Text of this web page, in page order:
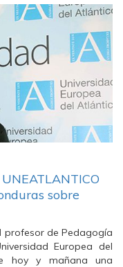
sobre
profesor de Pedagogía
Europea del
hoy y mañana una